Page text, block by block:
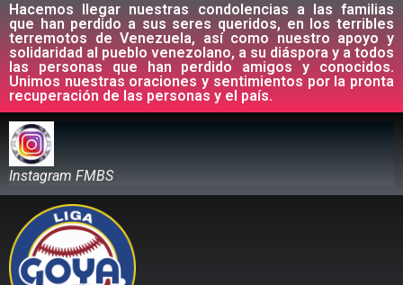
Hacemos llegar nuestras condolencias a las familias
que han perdido a sus seres queridos, en los terribles
terremotos de Venezuela, así como nuestro apoyo y
solidaridad al pueblo venezolano, a su diáspora y a todos
las personas que han perdido amigos y conocidos.
Unimos nuestras oraciones y sentimientos por la pronta
recuperación de las personas y el país.
Instagram FMBS